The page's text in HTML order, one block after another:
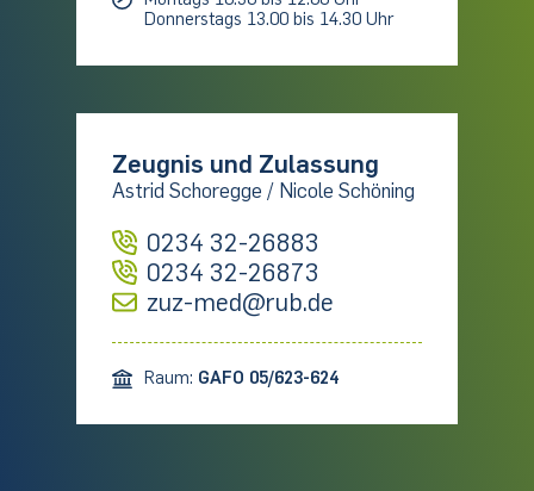
Donnerstags 13.00 bis 14.30 Uhr
Zeugnis und Zulassung
Astrid Schoregge / Nicole Schöning
0234 32-26883
0234 32-26873
zuz-med@rub.de
Raum: GAFO 05/623-624